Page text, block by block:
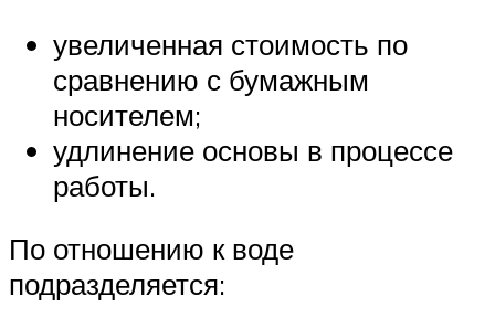
увеличенная стоимость по
сравнению с бумажным
носителем;
удлинение основы в процессе
работы.
По отношению к воде
подразделяется: